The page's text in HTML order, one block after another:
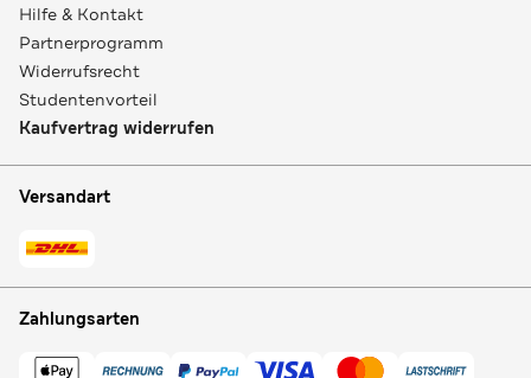
Hilfe & Kontakt
Partnerprogramm
Widerrufsrecht
Studentenvorteil
Kaufvertrag widerrufen
Versandart
Zahlungsarten